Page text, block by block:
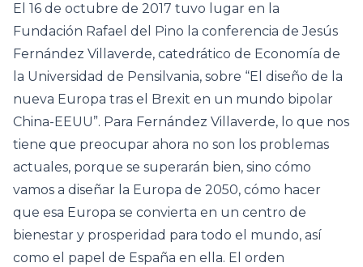
El 16 de octubre de 2017 tuvo lugar en la
Fundación Rafael del Pino la conferencia de Jesús
Fernández Villaverde, catedrático de Economía de
la Universidad de Pensilvania, sobre “El diseño de la
nueva Europa tras el Brexit en un mundo bipolar
China-EEUU”. Para Fernández Villaverde, lo que nos
tiene que preocupar ahora no son los problemas
actuales, porque se superarán bien, sino cómo
vamos a diseñar la Europa de 2050, cómo hacer
que esa Europa se convierta en un centro de
bienestar y prosperidad para todo el mundo, así
como el papel de España en ella. El orden